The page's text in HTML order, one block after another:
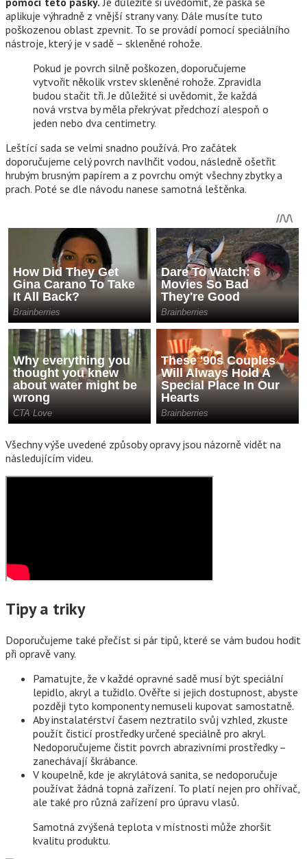
aplikuje výhradně z vnější strany vany. Dále musíte tuto
poškozenou oblast zpevnit. To se provádí pomocí speciálního
nástroje, který je v sadě – skleněné rohože.
Pokud je povrch silně poškozen, doporučujeme
vytvořit několik vrstev skleněné rohože. Zpravidla
budou stačit tři. Je důležité si uvědomit, že každá
nová vrstva by měla překrývat předchozí alespoň o
jeden nebo dva centimetry.
Leštící sada se velmi snadno používá. Pro začátek
doporučujeme celý povrch navlhčit vodou, následně ošetřit
hrubým brusným papírem a z povrchu omýt všechny zbytky a
prach. Poté se dle návodu nanese samotná leštěnka.
Všechny výše uvedené způsoby opravy jsou názorně vidět na
následujícím videu.
Tipy a triky
Doporučujeme také přečíst si pár tipů, které se vám budou hodit
při opravě vany.
Pamatujte, že v každé opravné sadě musí být speciální
lepidlo, akryl a tužidlo. Ověřte si jejich dostupnost, abyste
později tyto komponenty nemuseli kupovat samostatně.
Aby instalatérství časem neztratilo svůj vzhled, zkuste
použít čisticí prostředky určené speciálně pro akryl.
Nedoporučujeme čistit povrch abrazivními prostředky –
zanechávají škrábance.
V koupelně, kde je akrylátová sanita, se nedoporučuje
používat žádná topná zařízení. To platí nejen pro ohřívač,
ale také pro různá zařízení pro úpravu vlasů.
Samotná zvýšená teplota v místnosti může zhoršit
kvalitu produktu.